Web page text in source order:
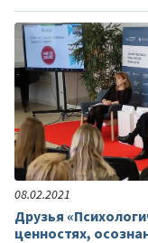
08.02.2021
Друзья
ценностях,